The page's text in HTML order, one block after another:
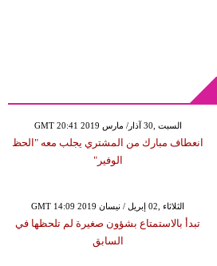
GMT 20:41 2019 السبت ,30 آذار/ مارس
انعطاف مبارك من المشتري يجلب معه "الحظ
الوفير"
GMT 14:09 2019 الثلاثاء ,02 إبريل / نيسان
تبدأ بالاستمتاع بشؤون صغيرة لم تلحظها في
السابق